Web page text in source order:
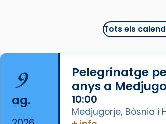
#CinemaEspiritual
@cinemaspiritcat
Imatge: Generada amb
(OpenAI)
Video
View on Facebook
Tots els
9
ag.
Pelegrinatge
anys a
10:00
Medjugorje, Bòsnia i